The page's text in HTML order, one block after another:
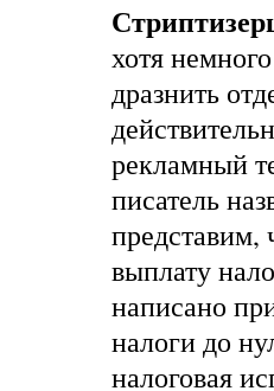
хотя
дразнить
рекламный
писатель
представим,
выплату
написано
налоги до
налоговая